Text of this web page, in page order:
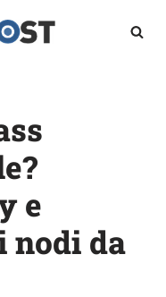
e
nodi da